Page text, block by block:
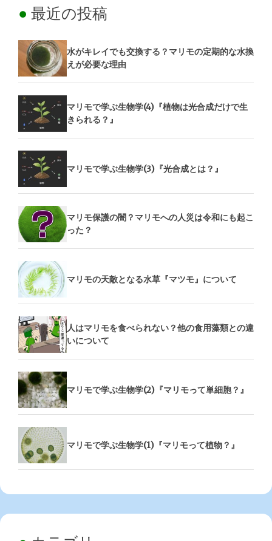
最近の投稿
水がキレイでも交換する？マリモの定期的な水換
えが必要な理由
マリモで学ぶ生物学(4)『植物は光合成だけで生
きられる？』
マリモで学ぶ生物学(3)『光合成とは？』
マリモ保護の闇？マリモへの人災は令和にも起こ
った？
マリモの天敵となる水草『マツモ』について
人はマリモを食べられない？他の食用藻類との違
いについて
マリモで学ぶ生物学(2)『マリモって単細胞？』
マリモで学ぶ生物学(1)『マリモって植物？』